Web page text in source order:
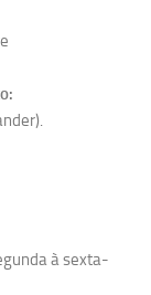
à sexta-